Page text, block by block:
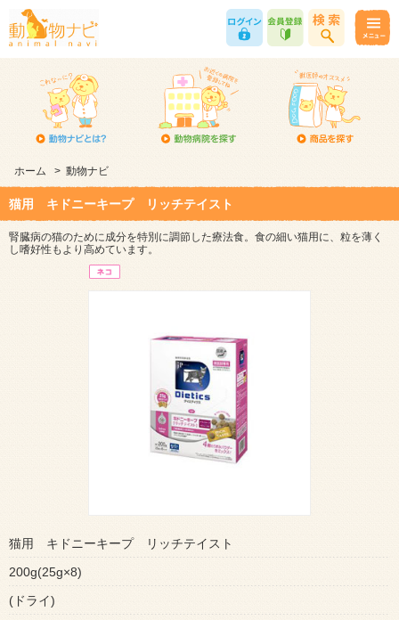
ホーム > 動物ナビ
猫用 キドニーキープ リッチテイスト
腎臓病の猫のために成分を特別に調節した療法食。食の細い猫用に、粒を薄く
し嗜好性もより高めています。
猫用 キドニーキープ リッチテイスト
200g(25g×8)
(ドライ)